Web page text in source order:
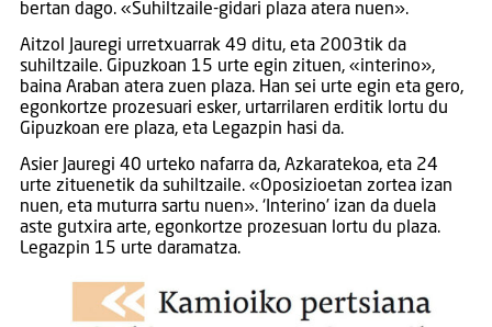
bertan dago. «Suhiltzaile-gidari plaza atera nuen».
Aitzol Jauregi urretxuarrak 49 ditu, eta 2003tik da
suhiltzaile. Gipuzkoan 15 urte egin zituen, «interino»,
baina Araban atera zuen plaza. Han sei urte egin eta gero,
egonkortze prozesuari esker, urtarrilaren erditik lortu du
Gipuzkoan ere plaza, eta Legazpin hasi da.
Asier Jauregi 40 urteko nafarra da, Azkaratekoa, eta 24
urte zituenetik da suhiltzaile. «Oposizioetan zortea izan
nuen, eta muturra sartu nuen». ‘Interino’ izan da duela
aste gutxira arte, egonkortze prozesuan lortu du plaza.
Legazpin 15 urte daramatza.